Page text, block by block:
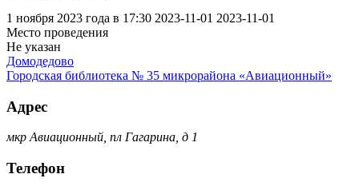
1 ноября 2023 года в 17:30 2023-11-01 2023-11-01
Место проведения
Не указан
Домодедово
Городская библиотека № 35 микрорайона «Авиационный»
Адрес
мкр Авиационный, пл Гагарина, д 1
Телефон